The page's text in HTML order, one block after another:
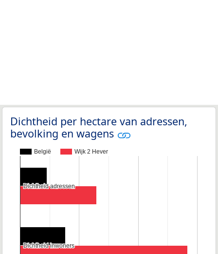
Dichtheid per hectare van adressen,
bevolking en wagens
België Wijk 2 Hever
Dichtheid adressen
Dichtheid adressen
Dichtheid inwoners
Dichtheid inwoners